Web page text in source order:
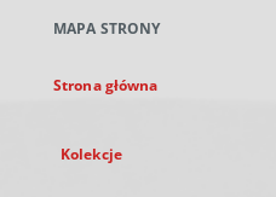
karcie
MAPA STRONY
Strona główna
Kolekcje